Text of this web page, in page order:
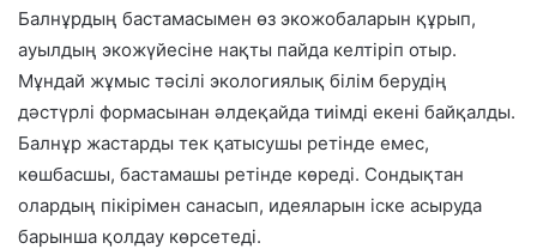
Балнұрдың бастамасымен өз экожобаларын құрып,
ауылдың экожүйесіне нақты пайда келтіріп отыр.
Мұндай жұмыс тәсілі экологиялық білім берудің
дәстүрлі формасынан әлдеқайда тиімді екені байқалды.
Балнұр жастарды тек қатысушы ретінде емес,
көшбасшы, бастамашы ретінде көреді. Сондықтан
олардың пікірімен санасып, идеяларын іске асыруда
барынша қолдау көрсетеді.